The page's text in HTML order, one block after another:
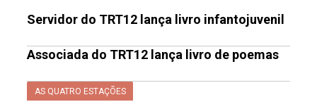
Servidor do TRT12 lança livro infantojuvenil
Associada do TRT12 lança livro de poemas
AS QUATRO ESTAÇÕES